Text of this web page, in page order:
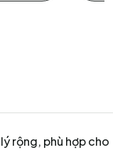
rộng, phù hợp cho